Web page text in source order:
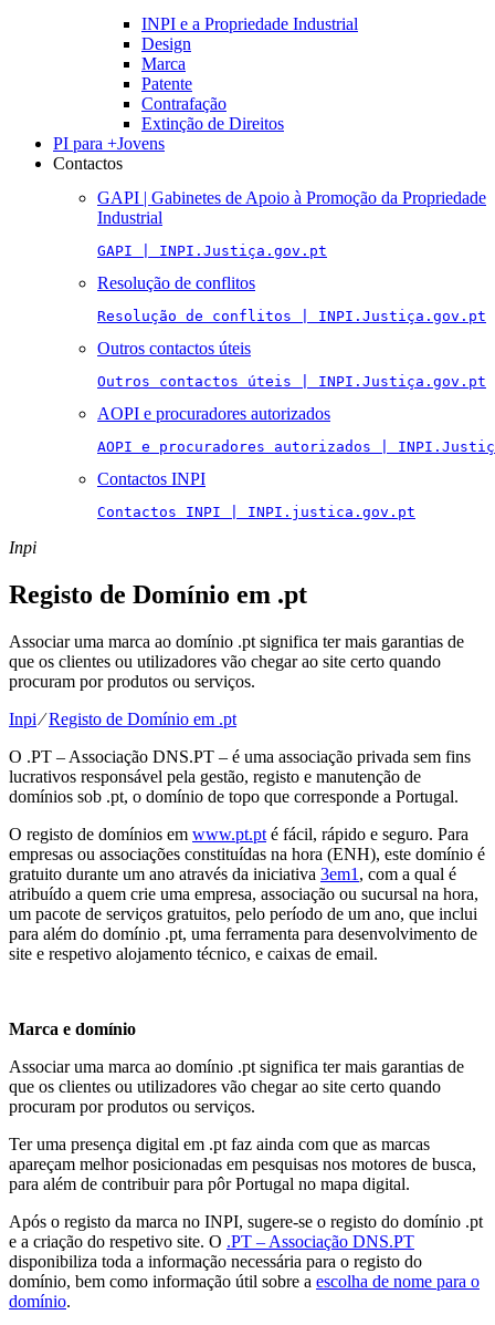
INPI e a Propriedade Industrial
Design
Marca
Patente
Contrafação
Extinção de Direitos
PI para +Jovens
Contactos
GAPI | Gabinetes de Apoio à Promoção da Propriedade
Industrial
GAPI | INPI.Justiça.gov.pt
Resolução de conflitos
Resolução de conflitos | INPI.Justiça.gov.pt
Outros contactos úteis
Outros contactos úteis | INPI.Justiça.gov.pt
AOPI e procuradores autorizados
AOPI e procuradores autorizados |
Contactos INPI
Contactos INPI | INPI.justica.gov.pt
Inpi
Registo de Domínio em .pt
Associar uma marca ao domínio .pt significa ter mais garantias de
que os clientes ou utilizadores vão chegar ao site certo quando
procuram por produtos ou serviços.
Inpi⁄Registo de Domínio em .pt
O .PT – Associação DNS.PT – é uma associação privada sem fins
lucrativos responsável pela gestão, registo e manutenção de
domínios sob .pt, o domínio de topo que corresponde a Portugal.
O registo de domínios em www.pt.pt é fácil, rápido e seguro. Para
empresas ou associações constituídas na hora (ENH), este domínio é
gratuito durante um ano através da iniciativa 3em1 , com a qual é
atribuído a quem crie uma empresa, associação ou sucursal na hora,
um pacote de serviços gratuitos, pelo período de um ano, que inclui
para além do domínio .pt, uma ferramenta para desenvolvimento de
site e respetivo alojamento técnico, e caixas de email.
Marca e domínio
Associar uma marca ao domínio .pt significa ter mais garantias de
que os clientes ou utilizadores vão chegar ao site certo quando
procuram por produtos ou serviços.
Ter uma presença digital em .pt faz ainda com que as marcas
apareçam melhor posicionadas em pesquisas nos motores de busca,
para além de contribuir para pôr Portugal no mapa digital.
Após o registo da marca no INPI, sugere-se o registo do domínio .pt
e a criação do respetivo site. O .PT – Associação DNS.PT
disponibiliza toda a informação necessária para o registo do
domínio, bem como informação útil sobre a escolha de nome para o
domínio.